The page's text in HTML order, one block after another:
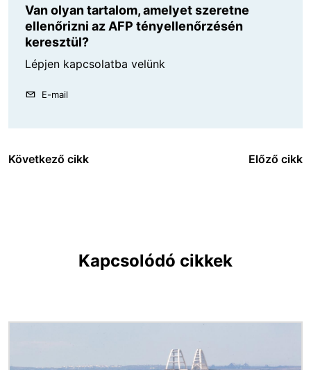
Van olyan tartalom, amelyet szeretne
ellenőrizni az AFP tényellenőrzésén
keresztül?
Lépjen kapcsolatba velünk
E-mail
Következő cikk Előző cikk
Kapcsolódó cikkek